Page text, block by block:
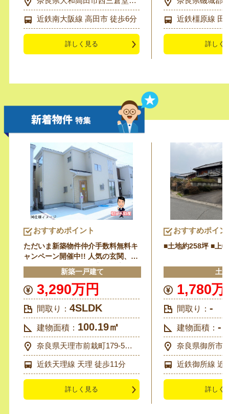
丁目10-8付近
近鉄南大阪線 高田市 徒歩6分
詳しく見る
622-1近鉄橿原線 田
詳しく
おすすめポイント
ただいま新築物件仲介手数料無料キ
ャンペーン開催中!! 人気の玄関、シ
ューズクローク付きで玄関が広々、
収納もたっぷりできます！
新築一戸建て
3,290万円
間取り：4SLDK
建物面積： 100.19㎡
奈良県天理市前栽町179-5付
近 近鉄天理線 天理 徒歩11分
詳しく見る
おすすめポイン
■土地約258坪 ■上
土
1,780万
間取り：-
建物面積：-
奈良県御所市
近鉄御所線 近
分
詳しく